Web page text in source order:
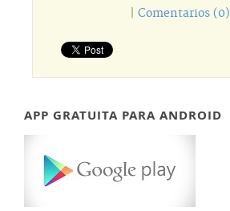
Comentarios (0)
APP GRATUITA PARA ANDROID